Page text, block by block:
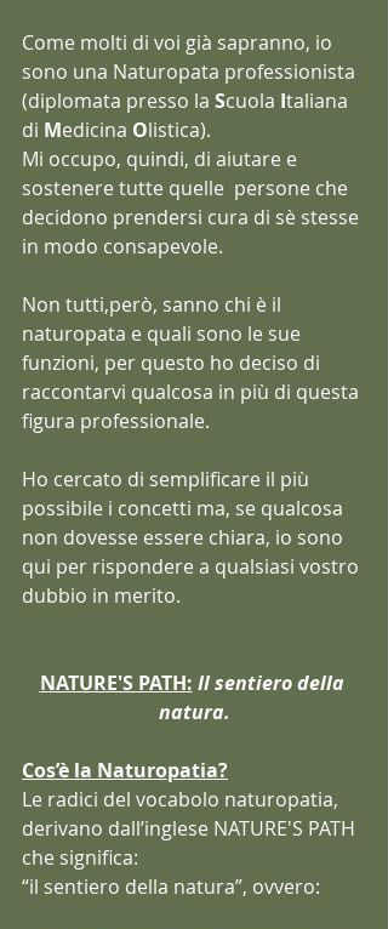
Come molti di voi già sapranno, io
sono una Naturopata professionista
(diplomata presso la Scuola Italiana
di Medicina Olistica).
Mi occupo, quindi, di aiutare e
sostenere tutte quelle  persone che
decidono prendersi cura di sè stesse
in modo consapevole.
Non tutti,però, sanno chi è il
naturopata e quali sono le sue
funzioni, per questo ho deciso di
raccontarvi qualcosa in più di questa
figura professionale.
Ho cercato di semplificare il più
possibile i concetti ma, se qualcosa
non dovesse essere chiara, io sono
qui per rispondere a qualsiasi vostro
dubbio in merito.
NATURE'S PATH: Il sentiero della
natura.
Cos’è la Naturopatia?
Le radici del vocabolo naturopatia,
derivano dall’inglese NATURE'S PATH
che significa:
“il sentiero della natura”, ovvero: